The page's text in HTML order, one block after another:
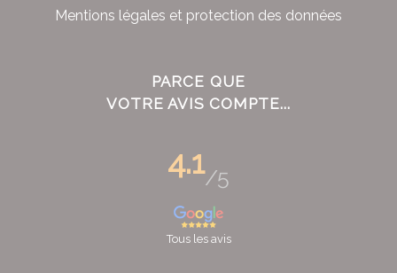
Mentions légales et protection des données
PARCE QUE
VOTRE AVIS COMPTE...
4.1/5
Tous les avis